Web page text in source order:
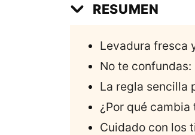
RESUMEN
Levadura fresca
No te
La regla sencilla
¿Por qué
Cuidado con los